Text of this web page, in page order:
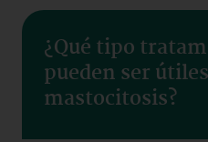
¿Qué tipo
pueden ser
mastocitosis?